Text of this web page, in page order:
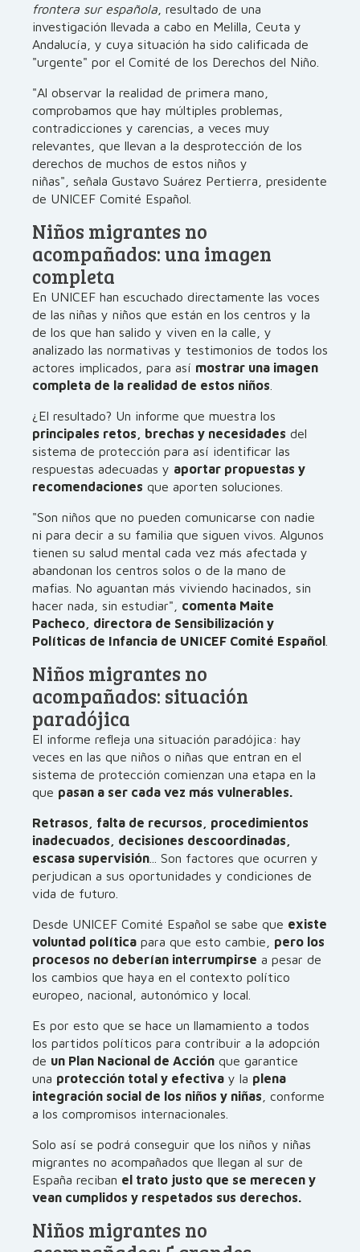
frontera sur española , resultado de una
investigación llevada a cabo en Melilla, Ceuta y
Andalucía, y cuya situación ha sido calificada de
"urgente" por el Comité de los Derechos del Niño.
"Al observar la realidad de primera mano,
comprobamos que hay múltiples problemas,
contradicciones y carencias, a veces muy
relevantes, que llevan a la desprotección de los
derechos de muchos de estos niños y
niñas", señala Gustavo Suárez Pertierra, presidente
de UNICEF Comité Español.
Niños migrantes no
acompañados: una imagen
completa
En UNICEF han escuchado directamente las voces
de las niñas y niños que están en los centros y la
de los que han salido y viven en la calle, y
analizado las normativas y testimonios de todos los
actores implicados, para así mostrar una imagen
completa de la realidad de estos niños
¿El resultado? Un informe que muestra los
principales retos, brechas y necesidades del
sistema de protección para así identificar las
respuestas adecuadas y aportar propuestas y
recomendaciones que aporten soluciones.
"Son niños que no pueden comunicarse con nadie
ni para decir a su familia que siguen vivos. Algunos
tienen su salud mental cada vez más afectada y
abandonan los centros solos o de la mano de
mafias. No aguantan más viviendo hacinados, sin
hacer nada, sin estudiar", comenta Maite
Pacheco, directora de Sensibilización y
Políticas de Infancia de UNICEF Comité Español
Niños migrantes no
acompañados: situación
paradójica
El informe refleja una situación paradójica: hay
veces en las que niños o niñas que entran en el
sistema de protección comienzan una etapa en la
que pasan a ser cada vez más vulnerables.
Retrasos, falta de recursos, procedimientos
inadecuados, decisiones descoordinadas,
escasa supervisión ... Son factores que ocurren y
perjudican a sus oportunidades y condiciones de
vida de futuro.
Desde UNICEF Comité Español se sabe que existe
voluntad política para que esto cambie, pero los
procesos no deberían interrumpirse a pesar de
los cambios que haya en el contexto político
europeo, nacional, autonómico y local.
Es por esto que se hace un llamamiento a todos
los partidos políticos para contribuir a la adopción
de un Plan Nacional de Acción que garantice
una protección total y efectiva y la plena
integración social de los niños y niñas , conforme
a los compromisos internacionales.
Solo así se podrá conseguir que los niños y niñas
migrantes no acompañados que llegan al sur de
España reciban el trato justo que se merecen y
vean cumplidos y respetados sus derechos.
Niños migrantes no